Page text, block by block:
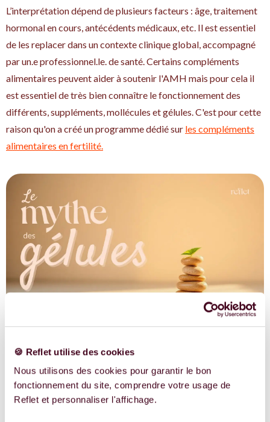
🍪 Reflet utilise des cookies
Nous utilisons des cookies pour garantir le bon
fonctionnement du site, comprendre votre usage de
Reflet et personnaliser l'affichage.
L’interprétation dépend de plusieurs facteurs : âge, traitement
hormonal en cours, antécédents médicaux, etc. Il est essentiel
de les replacer dans un contexte clinique global, accompagné
par un.e professionnel.le. de santé. Certains compléments
alimentaires peuvent aider à soutenir l'AMH mais pour cela il
est essentiel de très bien connaître le fonctionnement des
différents, suppléments, mollécules et gélules. C'est pour cette
raison qu'on a créé un programme dédié sur les compléments
alimentaires en fertilité.
Contraception hormonale
et influence sur l’AMH
Certaines méthodes contraceptives, notamment les pilules